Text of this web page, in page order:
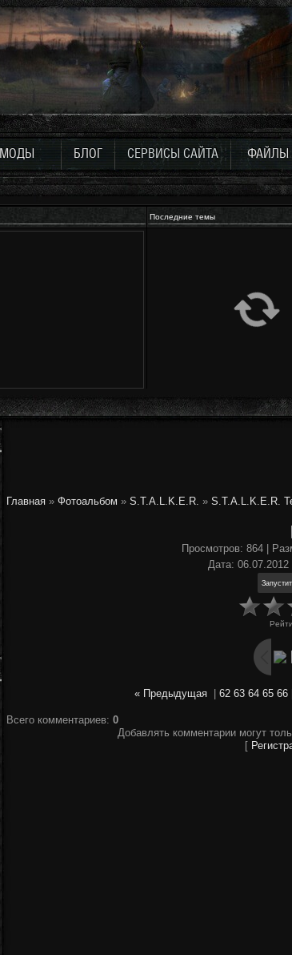
МОДЫ БЛОГ СЕРВИСЫ САЙТА ФАЙЛЫ
Последние темы
Главная » Фотоальбом » S.T.A.L.K.E.R. » S.T.A.L.K.E.R.
Просмотров: 864 |
Дата: 06.07.2012 |
« Предыдущая 62 63 64 65 66
Всего комментариев: 0
Добавлять комментарии могут
[